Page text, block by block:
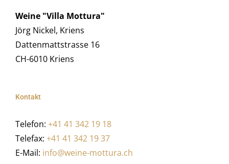
Weine "Villa Mottura"
Jörg Nickel, Kriens
Dattenmattstrasse 16
CH-6010 Kriens
Kontakt
Telefon: +41 41 342 19 18
Telefax: +41 41 342 19 37
E-Mail: info@weine-mottura.ch